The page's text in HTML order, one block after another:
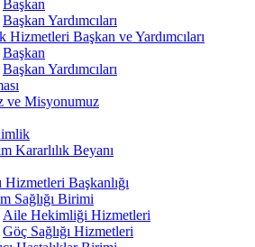
Başkan
Başkan Yardımcıları
Hizmetleri Başkan ve Yardımcıları
Başkan
Başkan Yardımcıları
ve Misyonumuz
Kararlılık Beyanı
Hizmetleri Başkanlığı
Sağlığı Birimi
Aile Hekimliği Hizmetleri
Göç Sağlığı Hizmetleri